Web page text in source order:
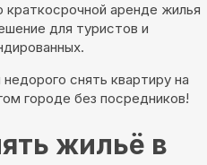
краткосрочной аренде жилья
для туристов и
снять квартиру на
городе без посредников!
жильё в